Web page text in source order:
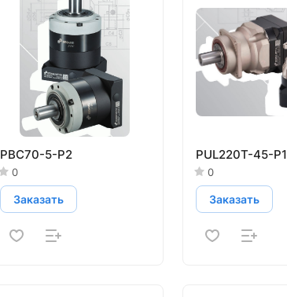
PBC70-5-P2
0
Заказать
PUL220T-45-P1
0
Заказать